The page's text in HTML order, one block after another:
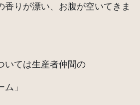
香りが漂い、お腹が空いてきま
ては生産者仲間の
」